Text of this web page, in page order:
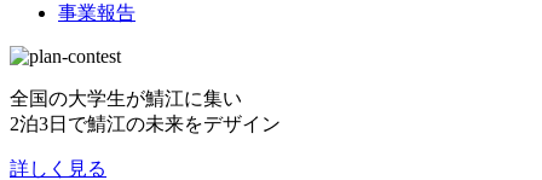
事業報告
全国の大学生が鯖江に集い
2泊3日で鯖江の未来をデザイン
詳しく見る